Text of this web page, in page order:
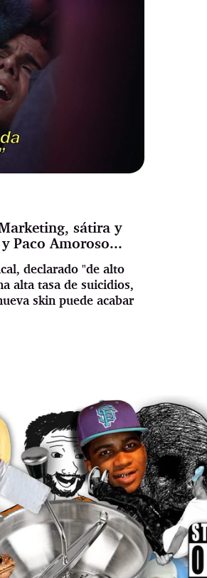
sátira y
Paco Amoroso...
declarado "de alto
alta tasa de suicidios,
skin puede acabar